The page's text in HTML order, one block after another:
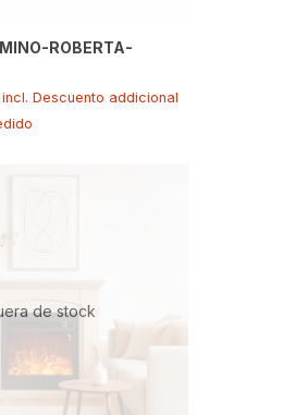
ROBERTA-
incl. Descuento addicional
de stock